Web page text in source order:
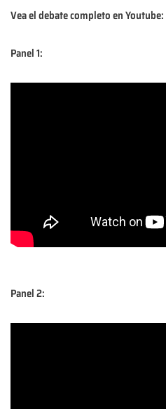
Vea el debate completo en Youtube:
Panel 1:
Panel 2: